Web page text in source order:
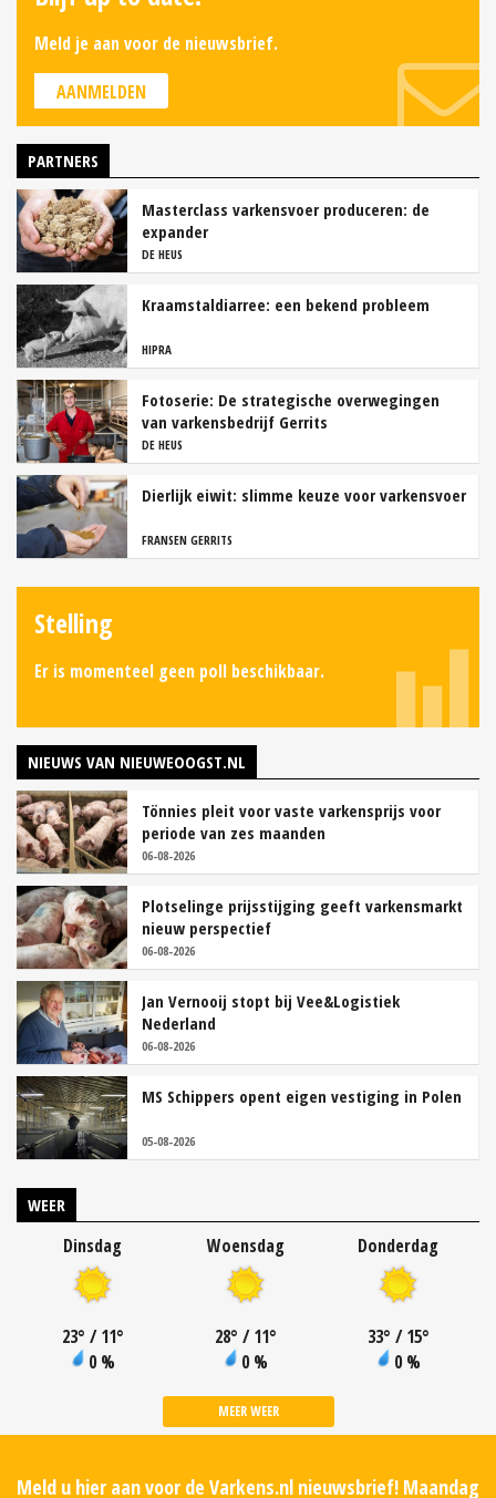
Meld je aan voor de nieuwsbrief.
AANMELDEN
PARTNERS
Masterclass varkensvoer produceren: de
expander
DE HEUS
Kraamstaldiarree: een bekend probleem
HIPRA
Fotoserie: De strategische overwegingen
van varkensbedrijf Gerrits
DE HEUS
Dierlijk eiwit: slimme keuze voor varkensvoer
FRANSEN GERRITS
Stelling
Er is momenteel geen poll beschikbaar.
NIEUWS VAN NIEUWEOOGST.NL
Tönnies pleit voor vaste varkensprijs voor
periode van zes maanden
06-08-2026
Plotselinge prijsstijging geeft varkensmarkt
nieuw perspectief
06-08-2026
Jan Vernooij stopt bij Vee&Logistiek
Nederland
06-08-2026
MS Schippers opent eigen vestiging in Polen
05-08-2026
WEER
Dinsdag
23° / 11°
0 %
Woensdag
28° / 11°
0 %
Donderdag
33° / 15°
0 %
MEER WEER
Meld u hier aan voor de Varkens.nl nieuwsbrief! Maandag